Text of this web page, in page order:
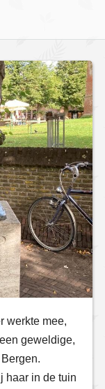
werkte mee,
geweldige,
haar in de tuin